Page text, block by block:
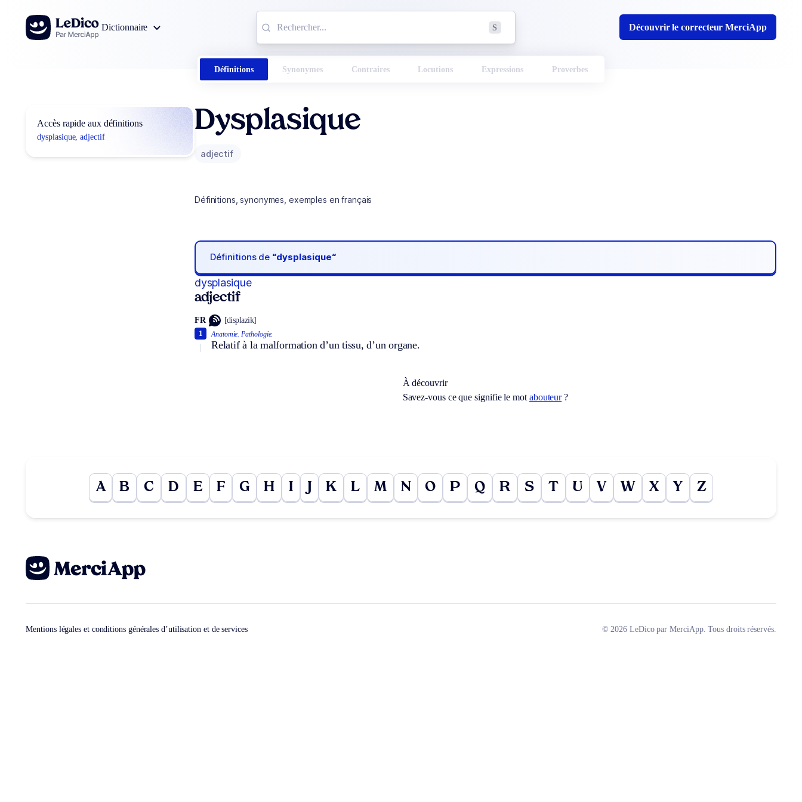
Aller au contenu
Dictionnaire
S Découvrir le correcteur MerciApp
Définitions Synonymes Contraires Locutions Expressions Proverbes
Accès rapide aux définitions
dysplasique, adjectif
Dysplasique
adjectif
Définitions, synonymes, exemples en français
Définitions de “dysplasique“
dysplasique
adjectif
FR [displazik]
Anatomie. Pathologie.
Relatif à la malformation d’un tissu, d’un organe.
1
À découvrir
Savez-vous ce que signifie le mot abouteur?
A B C D E F G H I K L M N O P Q R S T U V W X Y Z
Mentions légales et conditions générales d’utilisation et de services © 2026 LeDico par MerciApp. Tous droits réservés.